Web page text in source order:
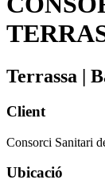
Terrassa |
Client
Consorci Sanitari
Ubicació